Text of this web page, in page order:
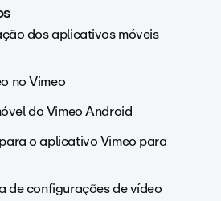
dos aplicativos móveis
no Vimeo
do Vimeo Android
o aplicativo Vimeo para
de configurações de vídeo